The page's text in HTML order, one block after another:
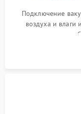
Подключение
воздуха и влаги
дозированным
электронным